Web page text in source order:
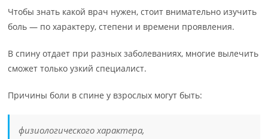
Чтобы знать какой врач нужен, стоит внимательно изучить
боль — по характеру, степени и времени проявления.
В спину отдает при разных заболеваниях, многие вылечить
сможет только узкий специалист.
Причины боли в спине у взрослых могут быть:
физиологического характера,